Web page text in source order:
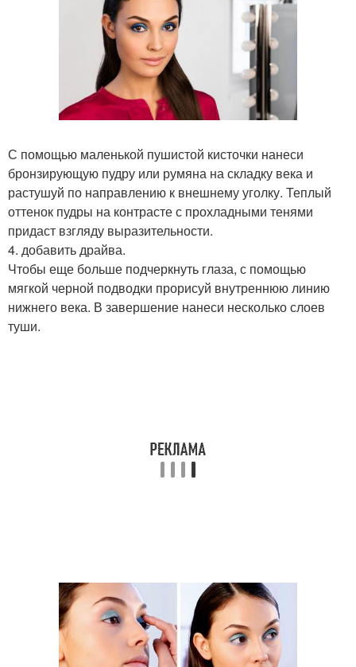
С помощью маленькой пушистой кисточки нанеси
бронзирующую пудру или румяна на складку века и
растушуй по направлению к внешнему уголку. Теплый
оттенок пудры на контрасте с прохладными тенями
придаст взгляду выразительности.
4. добавить драйва.
Чтобы еще больше подчеркнуть глаза, с помощью
мягкой черной подводки прорисуй внутреннюю линию
нижнего века. В завершение нанеси несколько слоев
туши.